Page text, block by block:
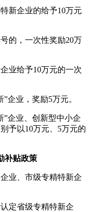
新企业的给予10万元
的，一次性奖励20万
业给予10万元的一次
企业，奖励5万元。
”企业、创新型中小企
予以10万元、5万元的
补贴政策
业、市级专精特新企
定省级专精特新企